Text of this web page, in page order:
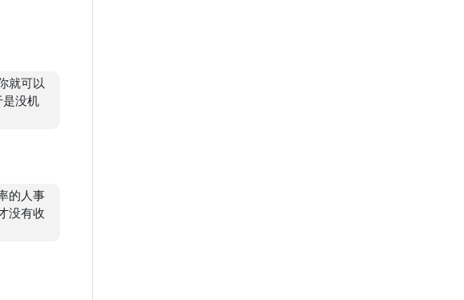
就可以
是没机
的人事
没有收